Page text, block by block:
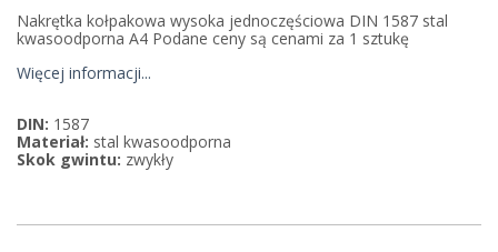
Nakrętka kołpakowa wysoka jednoczęściowa DIN 1587 stal
kwasoodporna A4 Podane ceny są cenami za 1 sztukę
Więcej informacji...
DIN: 1587
Materiał: stal kwasoodporna
Skok gwintu: zwykły